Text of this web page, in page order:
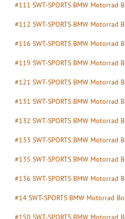
#111 SWT-SPORTS BMW Motorrad
#112 SWT-SPORTS BMW Motorrad
#116 SWT-SPORTS BMW Motorrad
#119 SWT-SPORTS BMW Motorrad
#121 SWT-SPORTS BMW Motorrad
#131 SWT-SPORTS BMW Motorrad
#132 SWT-SPORTS BMW Motorrad
#133 SWT-SPORTS BMW Motorrad
#135 SWT-SPORTS BMW Motorrad
#136 SWT-SPORTS BMW Motorrad
#14 SWT-SPORTS BMW Motorrad
#150 SWT-SPORTS BMW Motorrad